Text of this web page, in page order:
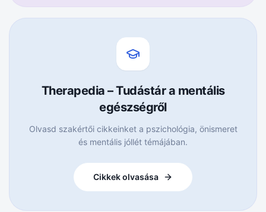
Therapedia – Tudástár a mentális
egészségről
Olvasd szakértői cikkeinket a pszichológia, önismeret
és mentális jóllét témájában.
Cikkek olvasása